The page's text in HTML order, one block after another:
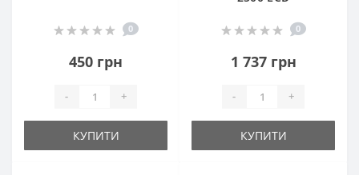
0
450 грн
- +
КУПИТИ
0
1 737 грн
- +
КУПИТИ